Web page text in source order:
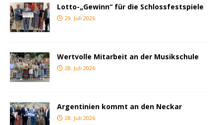
Lotto-„Gewinn“ für die Schlossfestspiele
29. Juli 2026
Wertvolle Mitarbeit an der Musikschule
28. Juli 2026
Argentinien kommt an den Neckar
28. Juli 2026